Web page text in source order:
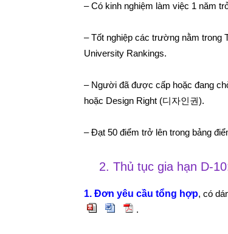
– Có kinh nghiệm làm việc 1 năm
– Tốt nghiệp các trường nằm trong
University Rankings.
– Người đã được cấp hoặc đang
hoặc Design Right (디자인권).
– Đạt 50 điểm trở lên trong bảng
2. Thủ tục gia hạn D-
1. Đơn yêu cầu tổng hợp, có
.